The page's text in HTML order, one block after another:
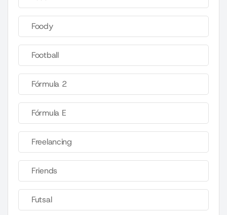
Foody
Football
Fórmula 2
Fórmula E
Freelancing
Friends
Futsal